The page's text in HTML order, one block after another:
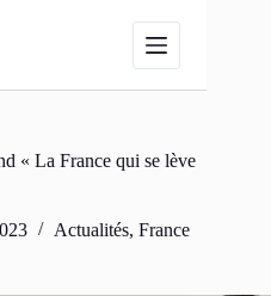
« La France qui se lève
Actualités, France